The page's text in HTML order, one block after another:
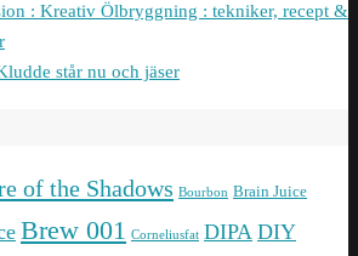
: Kreativ Ölbryggning : tekniker, recept &
står nu och jäser
of the Shadows Bourbon Brain Juice
Brew 001 Corneliusfat DIPA DIY